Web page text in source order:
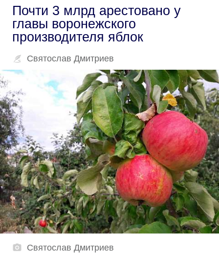
Почти 3 млрд арестовано у
главы воронежского
производителя яблок
Святослав Дмитриев
Святослав Дмитриев